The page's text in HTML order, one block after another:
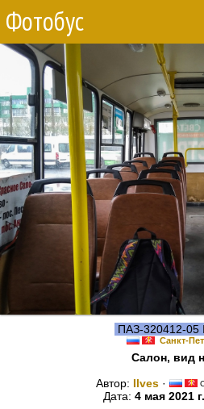
Фотобус
ПАЗ-320412-
Санкт-
Салон, вид
Автор: Ilves·
Дата: 4 мая 2021